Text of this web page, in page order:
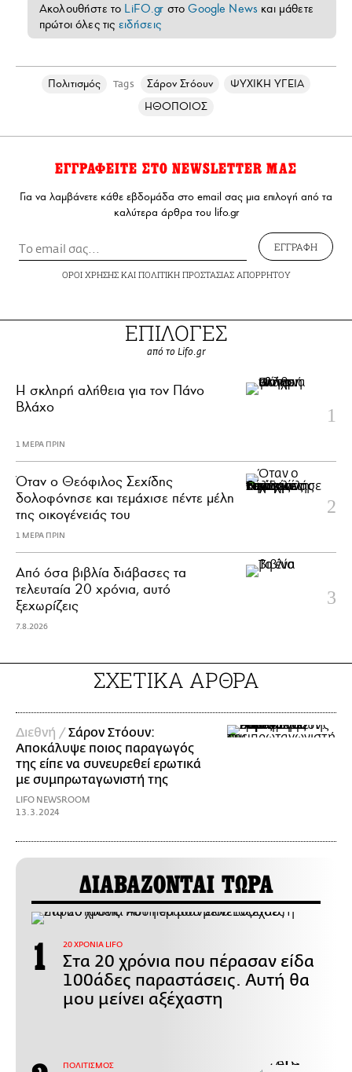
Ακολουθήστε το LiFO.gr στοGoogle News και μάθετε
πρώτοι όλες τις ειδήσεις
Πολιτισμός Tags Σάρον Στόουν
ΨΥΧΙΚΗ ΥΓΕΙΑ
ΗΘΟΠΟΙΟΣ
ΕΓΓΡΑΦΕΙΤΕ ΣΤΟ NEWSLETTER ΜΑΣ
Για να λαμβάνετε κάθε εβδομάδα στο email σας μια επιλογή από τα
καλύτερα άρθρα του lifo.gr
ΕΓΓΡΑΦΗ
ΟΡΟΙ ΧΡΗΣΗΣΚΑΙ ΠΟΛΙΤΙΚΗ ΠΡΟΣΤΑΣΙΑΣ ΑΠΟΡΡΗΤΟΥ
ΕΠΙΛΟΓΕΣ
από το Lifo.gr
H σκληρή αλήθεια για τον Πάνο
Βλάχο
1 ΜΕΡΑ ΠΡΙΝ
Όταν ο Θεόφιλος Σεχίδης
δολοφόνησε και τεμάχισε πέντε μέλη
της οικογένειάς του
1 ΜΕΡΑ ΠΡΙΝ
Από όσα βιβλία διάβασες τα
τελευταία 20 χρόνια, αυτό
ξεχωρίζεις
7.8.2026
ΣΧΕΤΙΚΑ ΑΡΘΡΑ
Διεθνή /Σάρον Στόουν:
Αποκάλυψε ποιος παραγωγός
της είπε να συνευρεθεί ερωτικά
με συμπρωταγωνιστή της
LIFO NEWSROOM
13.3.2024
ΔΙΑΒΑΖΟΝΤΑΙ ΤΩΡΑ
20 ΧΡΟΝΙΑ LIFO
Στα 20 χρόνια που πέρασαν είδα
100άδες παραστάσεις. Αυτή θα
μου μείνει αξέχαστη
ΠΟΛΙΤΙΣΜΟΣ